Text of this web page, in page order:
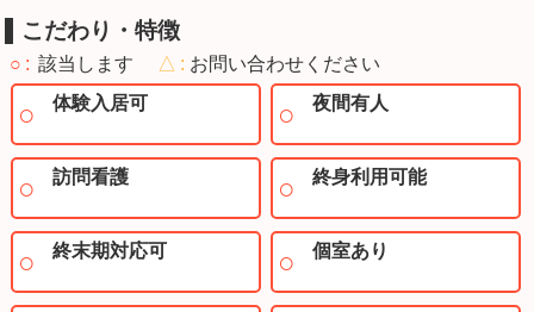
こだわり・特徴
○ 該当します △
お問い合わせください
体験入居可
夜間有人
訪問看護 終身利用可能
終末期対応可 個室あり